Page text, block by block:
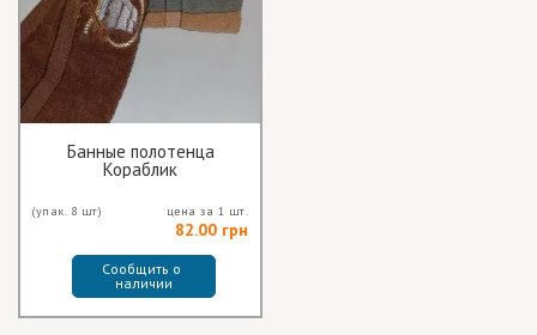
Банные полотенца
Кораблик
(упак. 8 шт) цена за 1 шт.
82.00 грн
Сообщить о
наличии